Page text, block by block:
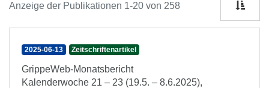
Anzeige der Publikationen 1-20 von 258
2025-06-13 Zeitschriftenartikel
GrippeWeb-Monatsbericht
Kalenderwoche 21 – 23 (19.5. – 8.6.2025),